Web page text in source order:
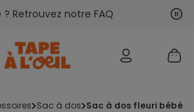
? Retrouvez notre FAQ
sac à dos sac à dos fleuri bébé